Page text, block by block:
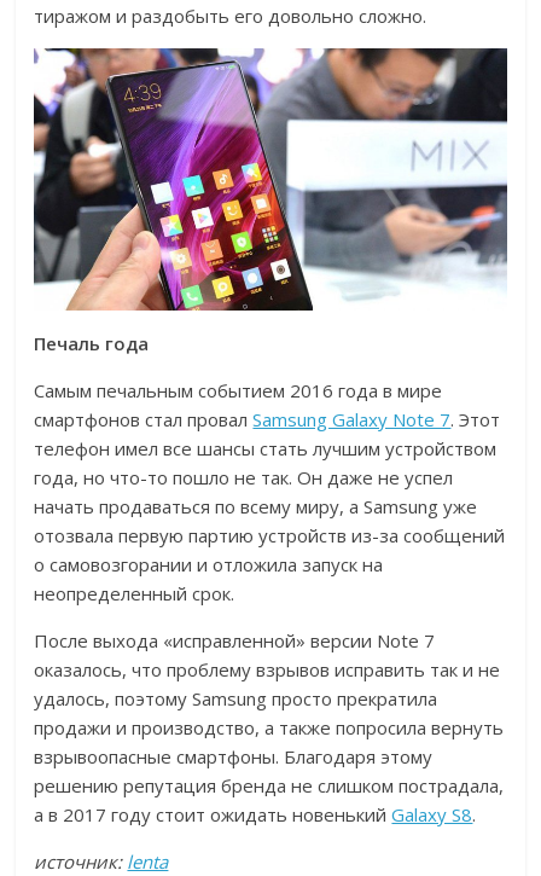
тиражом и раздобыть его довольно сложно.
Печаль года
Самым печальным событием 2016 года в мире
смартфонов стал провалSamsung Galaxy Note 7. Этот
телефон имел все шансы стать лучшим устройством
года, но что-то пошло не так. Он даже не успел
начать продаваться по всему миру, а Samsung уже
отозвала первую партию устройств из-за сообщений
о самовозгорании и отложила запуск на
неопределенный срок.
После выхода «исправленной» версии Note 7
оказалось, что проблему взрывов исправить так и не
удалось, поэтому Samsung просто прекратила
продажи и производство, а также попросила вернуть
взрывоопасные смартфоны. Благодаря этому
решению репутация бренда не слишком пострадала,
а в 2017 году стоит ожидать новенькийGalaxy S8.
источник: lenta